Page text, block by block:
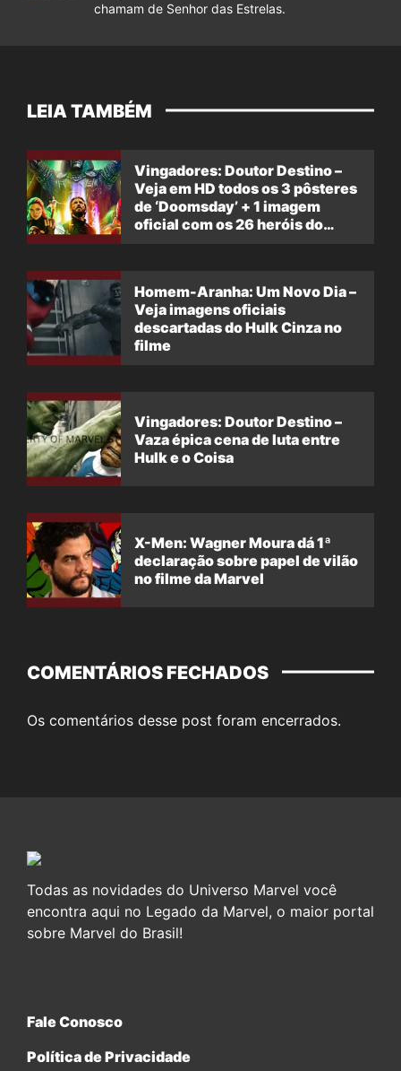
chamam de Senhor das Estrelas.
LEIA TAMBÉM
Vingadores: Doutor Destino –
Veja em HD todos os 3 pôsteres
de ‘Doomsday’ + 1 imagem
oficial com os 26 heróis do
Homem-Aranha: Um Novo Dia –
Veja imagens oficiais
descartadas do Hulk Cinza no
filme
Vingadores: Doutor Destino –
Vaza épica cena de luta entre
Hulk e o Coisa
X-Men: Wagner Moura dá 1ª
declaração sobre papel de vilão
no filme da Marvel
COMENTÁRIOS FECHADOS
Os comentários desse post foram encerrados.
Todas as novidades do Universo Marvel você
encontra aqui no Legado da Marvel, o maior portal
sobre Marvel do Brasil!
Fale Conosco
Política de Privacidade